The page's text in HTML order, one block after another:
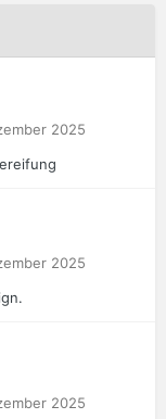
2025
2025
2025